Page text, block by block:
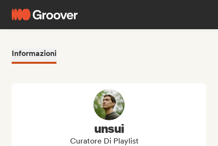
Informazioni
unsui
Curatore Di Playlist